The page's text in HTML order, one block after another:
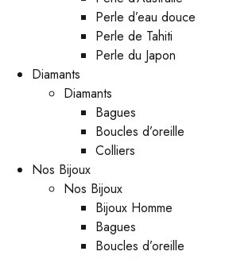
Perle d’eau douce
Perle de Tahiti
Perle du Japon
Diamants
Diamants
Bagues
Boucles d’oreille
Colliers
Nos Bijoux
Nos Bijoux
Bijoux Homme
Bagues
Boucles d’oreille